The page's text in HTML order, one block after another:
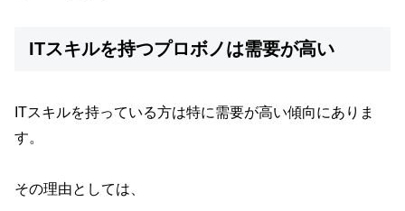
ITスキルを持つプロボノは需要が高い
ITスキルを持っている方は特に需要が高い傾向にありま
す。
その理由としては、